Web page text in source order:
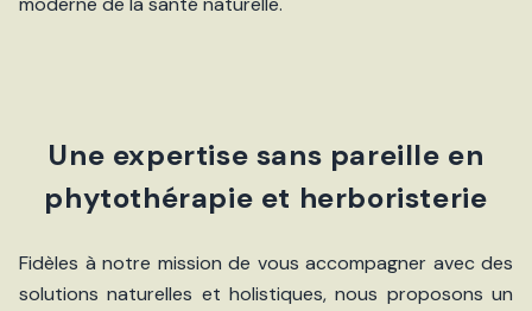
Une expertise sans pareille en
phytothérapie et herboristerie
Fidèles à notre mission de vous accompagner avec des
solutions naturelles et holistiques, nous proposons un